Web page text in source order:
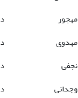
مهجور
مهدوی
نجفی
وجدانی